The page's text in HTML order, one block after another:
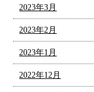
2023年3月
2023年2月
2023年1月
2022年12月